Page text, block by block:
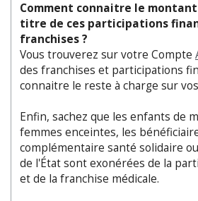
Comment connaitre le montant
titre de ces participations
franchises ?
Vous trouverez sur votre Compte
des franchises et participations
connaitre le reste à charge sur
Enfin, sachez que les enfants de
femmes enceintes, les
complémentaire santé solidaire
de l'État sont exonérées de la
et de la franchise médicale.